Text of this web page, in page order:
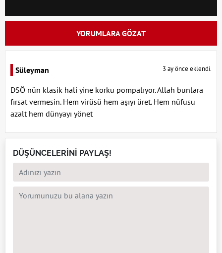
YORUMLARA GÖZAT
Süleyman 3 ay önce eklendi.
DSÖ nün klasik hali yine korku pompalıyor. Allah bunlara
fırsat vermesin. Hem virüsü hem aşıyı üret. Hem nüfusu
azalt hem dünyayı yönet
DÜŞÜNCELERİNİ PAYLAŞ!